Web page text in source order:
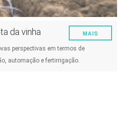
e Capacitação
de Política Pública
Fenologia
Energia
da vinha
perspectivas em termos de
automação e fertirrigação.
MAIS